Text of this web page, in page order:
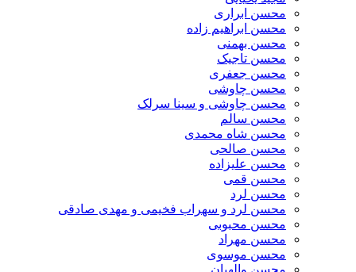
محسن ابراری
محسن ابراهیم زاده
محسن بهمنی
محسن تاجیک
محسن جعفری
محسن چاوشی
محسن چاوشی و سینا سرلک
محسن سالم
محسن شاه محمدی
محسن صالحی
محسن علیزاده
محسن قمی
محسن لرد
محسن لرد و سهراب فخیمی و مهدی صادقی
محسن محبوبی
محسن مهراد
محسن موسوی
محسن والهیان